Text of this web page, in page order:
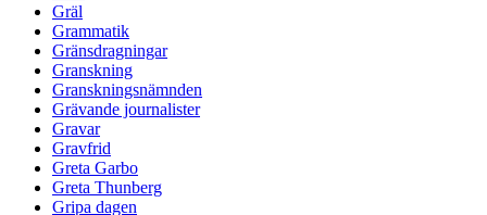
Gräl
Grammatik
Gränsdragningar
Granskning
Granskningsnämnden
Grävande journalister
Gravar
Gravfrid
Greta Garbo
Greta Thunberg
Gripa dagen